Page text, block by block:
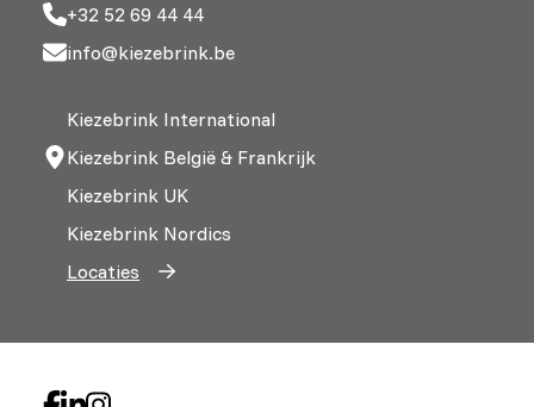
+32 52 69 44 44
info@kiezebrink.be
Kiezebrink International
Kiezebrink België & Frankrijk
Kiezebrink UK
Kiezebrink Nordics
Locaties